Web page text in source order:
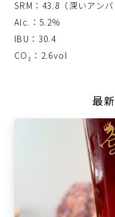
SRM：43.8（深いアンバ
Alc.：5.2％
IBU：30.4
CO₂：2.6vol
最